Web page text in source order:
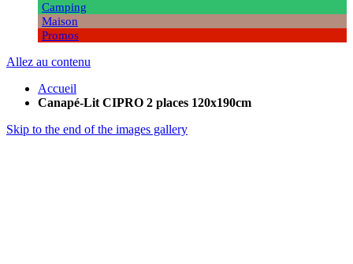
Camping
Maison
Promos
Allez au contenu
Accueil
Canapé-Lit CIPRO 2 places 120x190cm
Skip to the end of the images gallery